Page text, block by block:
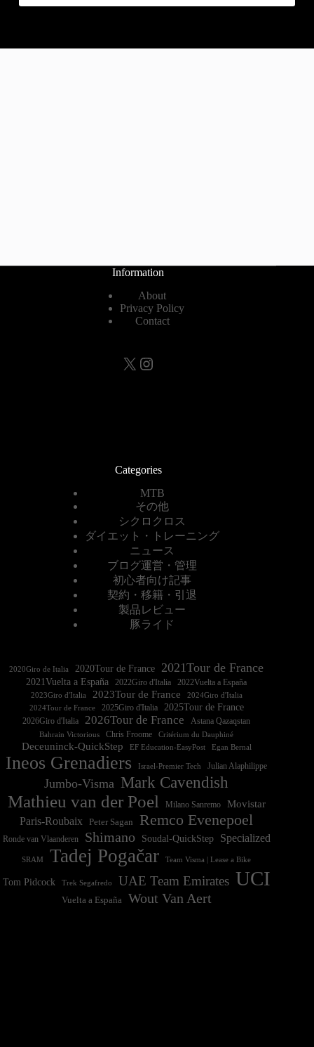
Information
About
Privacy Policy
Contact
X Instagram
Categories
MTB
その他
シクロクロス
ダイエット・トレーニング
ニュース
ブログ運営・管理
初心者向け記事
契約・移籍・引退
製品レビュー
豚ライド
2020Giro de Italia 2020Tour de France 2021Tour de France
2021Vuelta a España 2022Vuelta a España
2023Giro d'Italia 2023Tour de France
2024Tour de France
2025Giro d'Italia 2025Tour de France
2026Giro d'Italia 2026Tour de France Astana Qazaqstan
Bahrain Victorious Chris Froome Critérium du Dauphiné
Deceuninck-QuickStep EF Education-EasyPost Egan Bernal
Ineos Grenadiers Israel-Premier Tech Julian Alaphilippe
Jumbo-Visma Mark Cavendish
Mathieu van der Poel Milano Sanremo
Movistar
Paris-Roubaix
Peter Sagan Remco Evenepoel
Ronde van Vlaanderen Shimano Soudal-QuickStep Specialized
SRAM Tadej Pogačar Team Visma | Lease a Bike
Tom Pidcock Trek Segafredo UAE Team Emirates UCI
Vuelta a España Wout Van Aert